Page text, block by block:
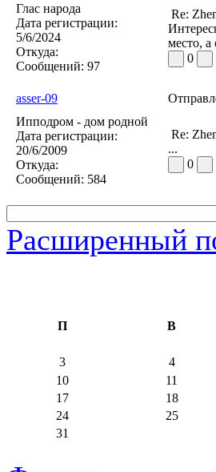
Глас народа
Дата регистрации:
5/6/2024
Откуда:
Сообщений: 97
Re:
место, а
0
asser-09
Ипподром - дом родной
Дата регистрации:
20/6/2009
Откуда:
Сообщений: 584
Re:
...
0
Расширенный
П В
3 4
10
11
17
18
24
25
31